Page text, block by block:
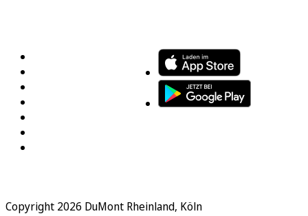
Copyright 2026 DuMont Rheinland, Köln